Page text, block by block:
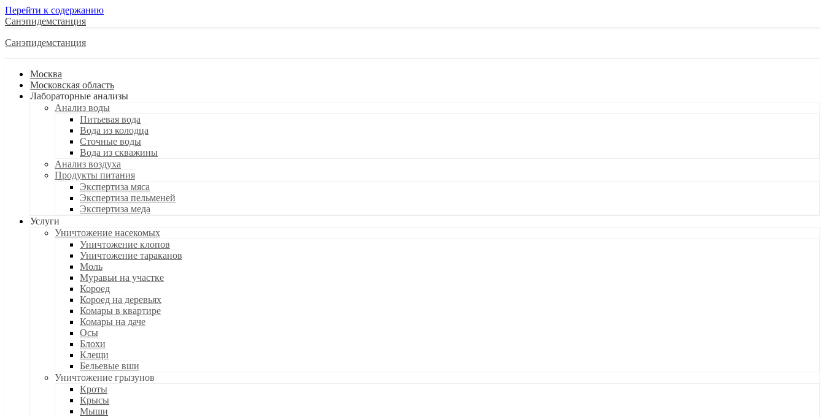
Перейти к содержанию
Санэпидемстанция
Санэпидемстанция
Москва
Московская область
Лабораторные анализы
Анализ воды
Питьевая вода
Вода из колодца
Сточные воды
Вода из скважины
Анализ воздуха
Продукты питания
Экспертиза мяса
Экспертиза пельменей
Экспертиза меда
Услуги
Уничтожение насекомых
Уничтожение клопов
Уничтожение тараканов
Моль
Муравьи на участке
Короед
Короед на деревьях
Комары в квартире
Комары на даче
Осы
Блохи
Клещи
Бельевые вши
Уничтожение грызунов
Кроты
Крысы
Мыши